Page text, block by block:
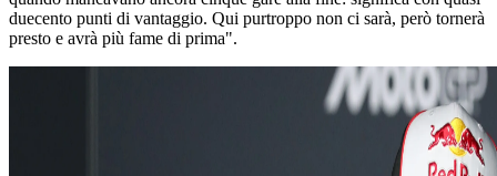
duecento punti di vantaggio. Qui purtroppo non ci sarà, però tornerà
presto e avrà più fame di prima".